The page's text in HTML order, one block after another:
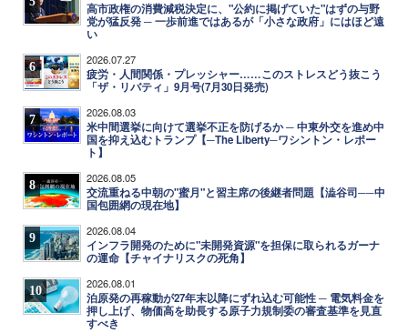
高市政権の消費減税決定に、"公約に掲げていた"はずの与野
党が猛反発 ─ 一歩前進ではあるが「小さな政府」にはほど遠
い
6 2026.07.27
疲労・人間関係・プレッシャー……このストレスどう抜こう
「ザ・リバティ」9月号(7月30日発売)
7 2026.08.03
米中間選挙に向けて選挙不正を防げるか ─ 中東外交を進め中
国を抑え込むトランプ【─The Liberty─ワシントン・レポー
ト】
8 2026.08.05
交流重ねる中朝の"蜜月"と習主席の後継者問題【澁谷司──中
国包囲網の現在地】
9 2026.08.04
インフラ開発のために"未開発資源"を担保に取られるガーナ
の運命【チャイナリスクの死角】
10 2026.08.01
泊原発の再稼動が27年末以降にずれ込む可能性 ─ 電気料金を
押し上げ、物価高を助長する原子力規制委の審査基準を見直
すべき